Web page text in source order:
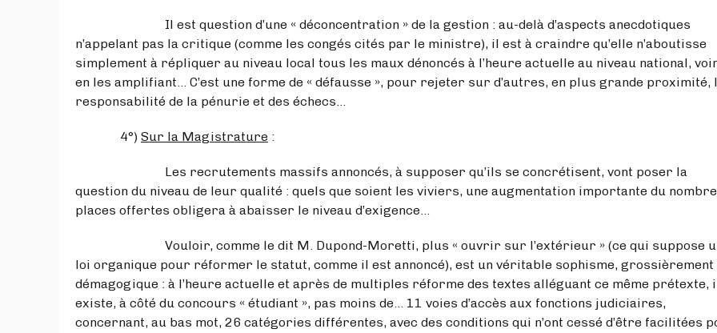
Il est question d’une « déconcentration » de la gestion : au-delà d’aspects anecdotiques
n’appelant pas la critique (comme les congés cités par le ministre), il est à craindre qu’elle n’aboutisse
simplement à répliquer au niveau local tous les maux dénoncés à l’heure actuelle au niveau national,
en les amplifiant… C’est une forme de « défausse », pour rejeter sur d’autres, en plus grande proximité,
responsabilité de la pénurie et des échecs…
4°) Sur la Magistrature :
Les recrutements massifs annoncés, à supposer qu’ils se concrétisent, vont poser la
question du niveau de leur qualité : quels que soient les viviers, une augmentation importante du
places offertes obligera à abaisser le niveau d’exigence…
Vouloir, comme le dit M. Dupond-Moretti, plus « ouvrir sur l’extérieur » (ce qui suppose
loi organique pour réformer le statut, comme il est annoncé), est un véritable sophisme, grossièrement
démagogique : à l’heure actuelle et après de multiples réforme des textes alléguant ce même prétexte,
existe, à côté du concours « étudiant », pas moins de… 11 voies d’accès aux fonctions judiciaires,
concernant, au bas mot, 26 catégories différentes, avec des conditions qui n’ont cessé d’être facilitées